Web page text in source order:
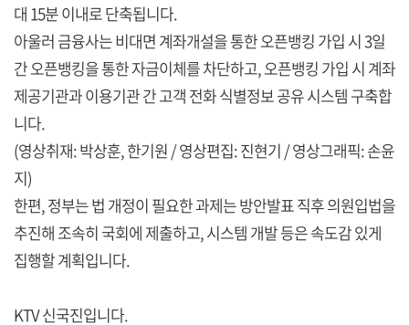
대 15분 이내로 단축됩니다.
아울러 금융사는 비대면 계좌개설을 통한 오픈뱅킹 가입 시 3일
간 오픈뱅킹을 통한 자금이체를 차단하고, 오픈뱅킹 가입 시 계좌
제공기관과 이용기관 간 고객 전화 식별정보 공유 시스템 구축합
니다.
(영상취재: 박상훈, 한기원 / 영상편집: 진현기 / 영상그래픽: 손윤
지)
한편, 정부는 법 개정이 필요한 과제는 방안발표 직후 의원입법을
추진해 조속히 국회에 제출하고, 시스템 개발 등은 속도감 있게
집행할 계획입니다.
KTV 신국진입니다.